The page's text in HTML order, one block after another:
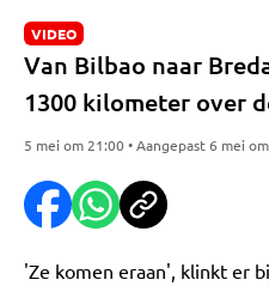
VIDEO
Van Bilbao naar
1300 kilometer over
5 mei om 21:00 • Aangepast 6 mei
'Ze komen eraan', klinkt er